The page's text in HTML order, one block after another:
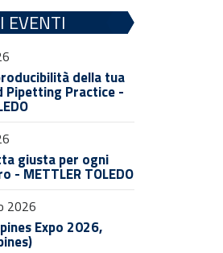
EVENTI
della tua
Pipetting Practice -
giusta per ogni
- METTLER TOLEDO
2026
Expo 2026,